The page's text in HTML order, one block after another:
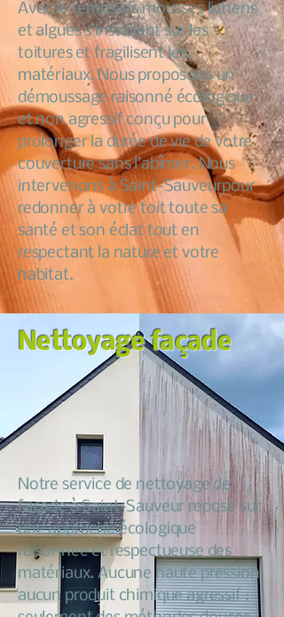
Avec le temps les mousses lichens
et algues s’installent sur les
toitures et fragilisent les
matériaux. Nous proposons un
démoussage raisonné écologique
et non agressif conçu pour
prolonger la durée de vie de votre
couverture sans l’abîmer. Nous
intervenons à Saint-Sauveurpour
redonner à votre toit toute sa
santé et son éclat tout en
respectant la nature et votre
habitat.
Nettoyage façade
Notre service de nettoyage de
façade à Saint-Sauveur repose sur
une approche écologique
raisonnée et respectueuse des
matériaux. Aucune haute pression
aucun produit chimique agressif :